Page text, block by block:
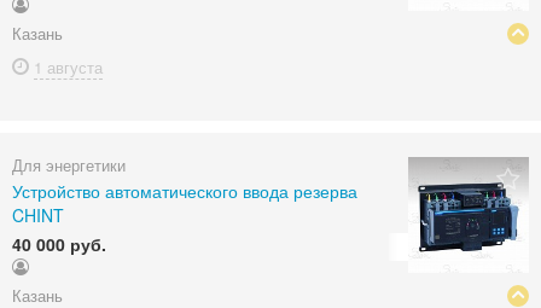
Казань
1 августа
Для энергетики
Устройство автоматического ввода резерва
CHINT
40 000 руб.
Казань